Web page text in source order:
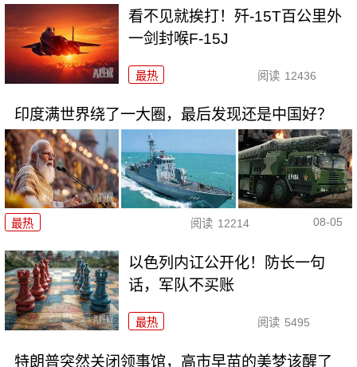
看不见就挨打！歼-15T百公里外
一剑封喉F-15J
最热 阅读 12436
印度满世界绕了一大圈，最后发现还是中国好？
最热 阅读 12214 08-05
以色列内讧公开化！防长一句
话，军队不买账
最热 阅读 5495
特朗普突然关闭领事馆，高市早苗的美梦该醒了